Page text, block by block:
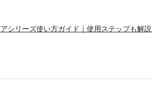
シリーズ使い方ガイド｜使用ステップも解説